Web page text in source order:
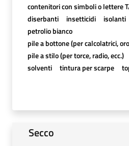
contenitori con simboli o lettere
diserbanti
insetticidi isolanti
petrolio bianco
pile a bottone (per calcolatrici,
pile a stilo (per torce, radio, ecc.)
solventi
tintura per scarpe
Secco